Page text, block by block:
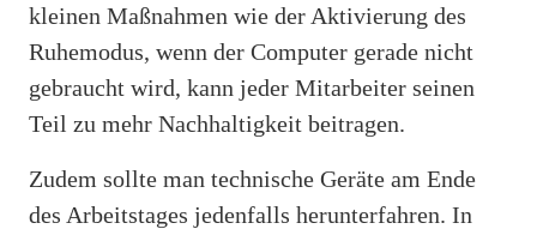
kleinen Maßnahmen wie der Aktivierung des
Ruhemodus, wenn der Computer gerade nicht
gebraucht wird, kann jeder Mitarbeiter seinen
Teil zu mehr Nachhaltigkeit beitragen.
Zudem sollte man technische Geräte am Ende
des Arbeitstages jedenfalls herunterfahren. In